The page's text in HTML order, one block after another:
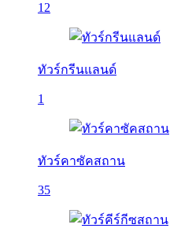
12
ทัวร์กรีนแลนด์
1
ทัวร์คาซัคสถาน
35